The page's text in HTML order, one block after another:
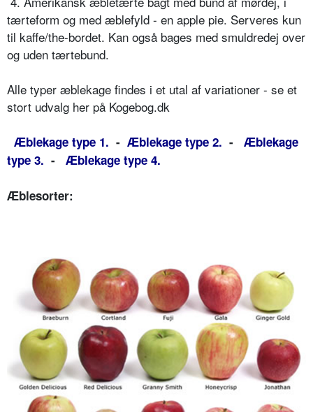
tærteform og med æblefyld - en apple pie. Serveres kun
til kaffe/the-bordet. Kan også bages med smuldredej over
og uden tærtebund.
Alle typer æblekage findes i et utal af variationer - se et
stort udvalg her på Kogebog.dk
Æblekage type 1. - Æblekage type 2. - Æblekage
type 3. - Æblekage type 4.
Æblesorter: